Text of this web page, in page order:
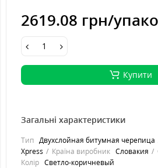
2619.08 грн/
Купити
Загальні характеристики
Тип Двухслойная битумная черепица
Xpress
Країна виробник Словакия
Колір Светло-коричневый